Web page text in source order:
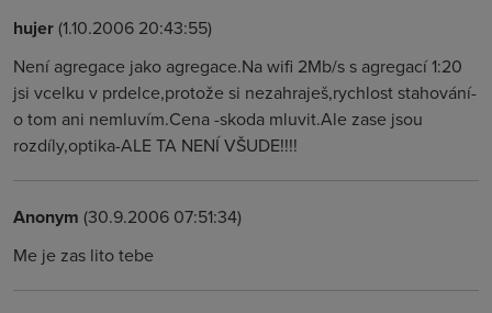
hujer(1.10.2006 20:43:55)
Není agregace jako agregace.Na wifi 2Mb/s s agregací 1:20
jsi vcelku v prdelce,protože si nezahraješ,rychlost stahování-
o tom ani nemluvím.Cena -skoda mluvit.Ale zase jsou
rozdíly,optika-ALE TA NENÍ VŠUDE!!!!
Anonym (30.9.2006 07:51:34)
Me je zas lito tebe